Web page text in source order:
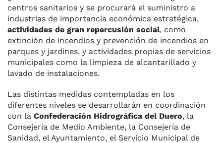
centros sanitarios y se procurará el suministro a
industrias de importancia económica estratégica,
actividades de gran repercusión social, como
extinción de incendios y prevención de incendios en
parques y jardines, y actividades propias de servicios
municipales como la limpieza de alcantarillado y
lavado de instalaciones.
Las distintas medidas contempladas en los
diferentes niveles se desarrollarán en coordinación
con la Confederación Hidrográfica del Duero, la
Consejería de Medio Ambiente, la Consejería de
Sanidad, el Ayuntamiento, el Servicio Municipal de